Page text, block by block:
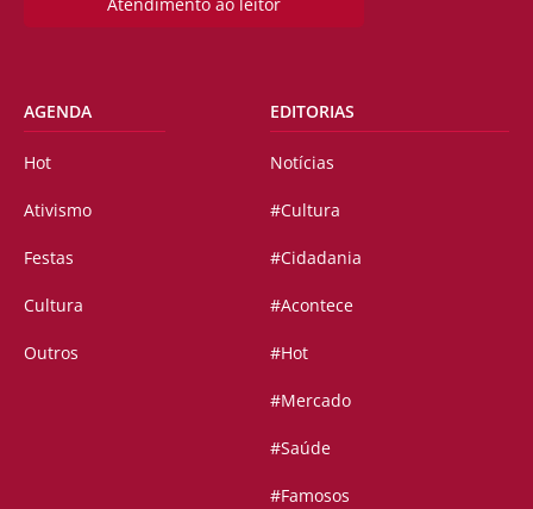
Atendimento ao leitor
AGENDA
Hot
Ativismo
Festas
Cultura
Outros
EDITORIAS
Notícias
#Cultura
#Cidadania
#Acontece
#Hot
#Mercado
#Saúde
#Famosos